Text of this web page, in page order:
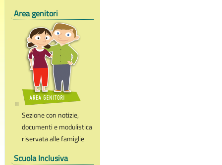
Area genitori
Sezione con notizie,
documenti e modulistica
riservata alle famiglie
Scuola Inclusiva